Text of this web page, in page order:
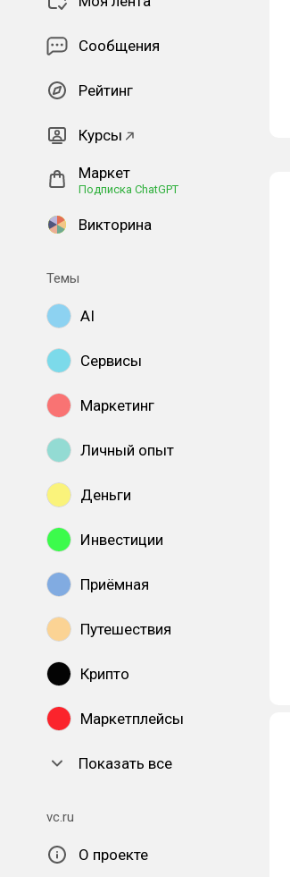
Сообщения
Рейтинг
Курсы
Маркет
Подписка ChatGPT
Викторина
Темы
AI
Сервисы
Маркетинг
Личный опыт
Деньги
Инвестиции
Приёмная
Путешествия
Крипто
Маркетплейсы
Показать все
vc.ru
О проекте